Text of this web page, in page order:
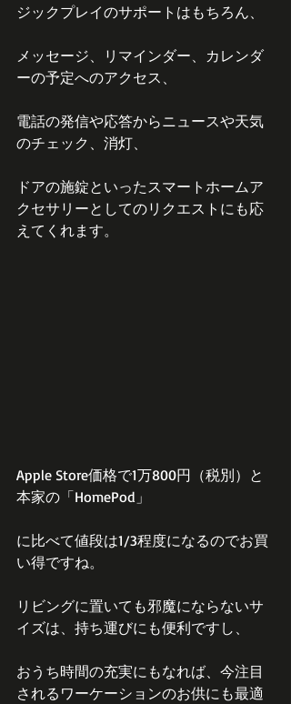
ジックプレイのサポートはもちろん、
メッセージ、リマインダー、カレンダ
ーの予定へのアクセス、
電話の発信や応答からニュースや天気
のチェック、消灯、
ドアの施錠といったスマートホームア
クセサリーとしてのリクエストにも応
えてくれます。
Apple Store価格で1万800円（税別）と
本家の「HomePod」
に比べて値段は1/3程度になるのでお買
い得ですね。
リビングに置いても邪魔にならないサ
イズは、持ち運びにも便利ですし、
おうち時間の充実にもなれば、今注目
されるワーケーションのお供にも最適